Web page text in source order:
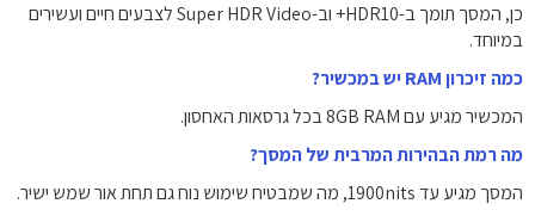
כן, המסך תומך ב-HDR10+ וב-Super HDR Video לצבעים חיים ועשירים
במיוחד.
כמה זיכרון RAM יש במכשיר?
המכשיר מגיע עם 8GB RAM בכל גרסאות האחסון.
מה רמת הבהירות המרבית של המסך?
המסך מגיע עד 1900nits, מה שמבטיח שימוש נוח גם תחת אור שמש ישיר.